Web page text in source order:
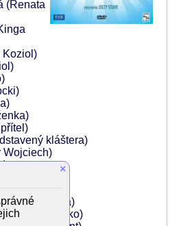
(Renata
Koziol)
kláštera)
Wojciech)
sousedka)
Andrew Renko)
×